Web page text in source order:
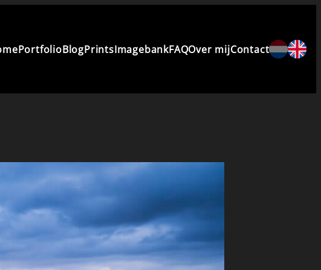
PortfolioBlogPrintsImagebankFAQOver mijContact